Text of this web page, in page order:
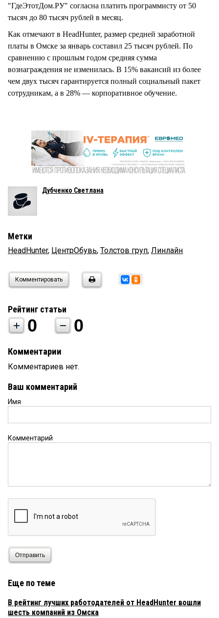
"ГдеЭтотДом.РУ" согласна платить программисту от 50
тысяч до 80 тысяч рублей в месяц.
Как отмечают в HeadHunter, размер средней заработной
платы в Омске за январь составил 25 тысяч рублей. По
сравнению с прошлым годом средняя сумма
вознаграждения не изменилась. В 15% вакансий из более
чем двух тысяч гарантируется полный социальный пакет
сотрудникам, а в 28% — корпоративное обучение.
Дубченко Светлана
Метки
HeadHunter, ЦентрОбувь, Толстов груп, Линлайн
Комментировать
Рейтинг статьи
0 0
Комментарии
Комментариев нет.
Ваш комментарий
Имя
Комментарий
Отправить
Еще по теме
В рейтинг лучших работодателей от HeadHunter вошли
шесть компаний из Омска